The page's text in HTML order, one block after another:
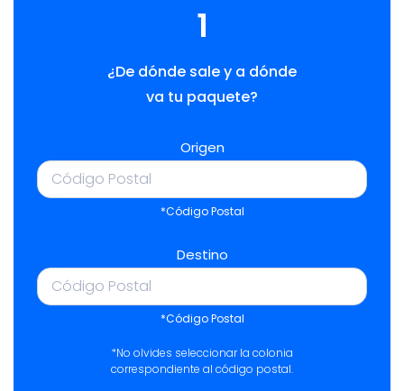
1
¿De dónde sale y a dónde
va tu paquete?
Origen
*Código Postal
Destino
*Código Postal
*No olvides seleccionar la colonia
correspondiente al código postal.